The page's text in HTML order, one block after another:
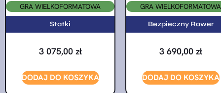
GRA WIELKOFORMATOWA
Statki
3 075,00 zł
DODAJ DO KOSZYKA
GRA WIELKOFORMATOWA
Bezpieczny Rower
3 690,00 zł
DODAJ DO KOSZYKA